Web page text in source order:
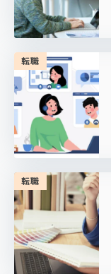
転職
転職